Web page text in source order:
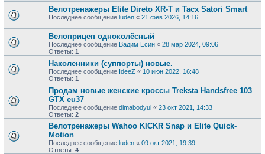
Велотренажеры Elite Direto XR-T и Tacx Satori Smart
Последнее сообщение luden « 21 фев 2026, 14:16
Велоприцеп одноколёсный
Последнее сообщение Вадим Есин « 28 мар 2024, 09:06
Ответы: 1
Наколенники (суппорты) новые.
Последнее сообщение IdeeZ « 10 июн 2022, 16:48
Ответы: 1
Продам новые женские кроссы Treksta Handsfree 103
GTX eu37
Последнее сообщение dimabodyul « 23 окт 2021, 14:33
Ответы: 2
Велотренажеры Wahoo KICKR Snap и Elite Quick-
Motion
Последнее сообщение luden « 09 окт 2021, 19:39
Ответы: 4